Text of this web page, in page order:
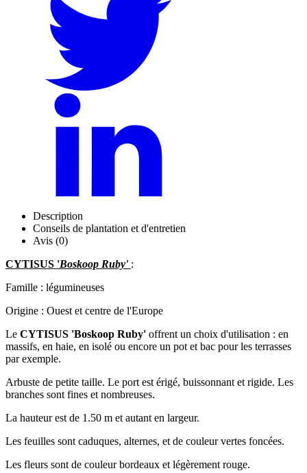
Description
Conseils de plantation et d'entretien
Avis (0)
CYTISUS 'Boskoop Ruby' :
Famille : légumineuses
Origine : Ouest et centre de l'Europe
Le CYTISUS 'Boskoop Ruby' offrent un choix d'utilisation : en
massifs, en haie, en isolé ou encore un pot et bac pour les terrasses
par exemple.
Arbuste de petite taille. Le port est érigé, buissonnant et rigide. Les
branches sont fines et nombreuses.
La hauteur est de 1.50 m et autant en largeur.
Les feuilles sont caduques, alternes, et de couleur vertes foncées.
Les fleurs sont de couleur bordeaux et légèrement rouge.